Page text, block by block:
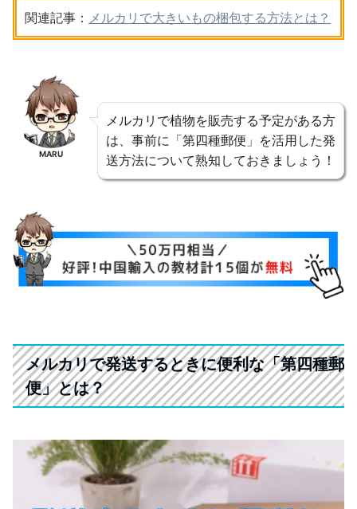
関連記事： メルカリで大きいもの梱包する方法とは？
MARU
メルカリで植物を販売する予定がある方
は、事前に「第四種郵便」を活用した発
送方法について熟知しておきましょう！
メルカリで発送するときに便利な「第四種郵
便」とは？